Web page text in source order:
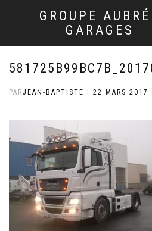
GROUPE
GARAGES
PARJEAN-BAPTISTE 22 MARS 2017